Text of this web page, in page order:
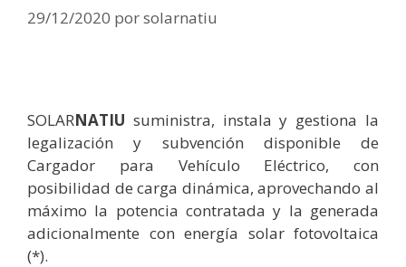
29/12/2020 porsolarnatiu
SOLARNATIU suministra, instala y gestiona la
legalización y subvención disponible de
Cargador para Vehículo Eléctrico, con
posibilidad de carga dinámica, aprovechando al
máximo la potencia contratada y la generada
adicionalmente con energía solar fotovoltaica
(*).